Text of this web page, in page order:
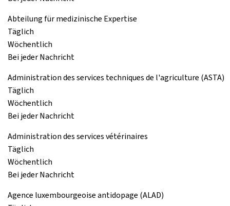
Abteilung für medizinische Expertise
Täglich
Wöchentlich
Bei jeder Nachricht
Administration des services techniques de l'agriculture (ASTA)
Täglich
Wöchentlich
Bei jeder Nachricht
Administration des services vétérinaires
Täglich
Wöchentlich
Bei jeder Nachricht
Agence luxembourgeoise antidopage (ALAD)